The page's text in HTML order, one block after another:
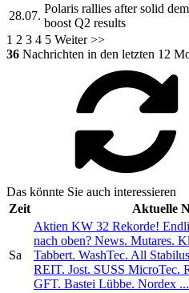
28.07.
Polaris rallies after solid
boost Q2 results
1 2 3 4 5 Weiter >>
36 Nachrichten in den letzten 12
Das könnte Sie auch interessieren
Zeit
Aktuelle
Sa
Aktien KW 32 Rekorde!
nach oben? News. Mutares.
Tabbert. WashTec. All
REIT. Jost. SUSS MicroTec.
GFT. Bastei Lübbe. Nordex ...